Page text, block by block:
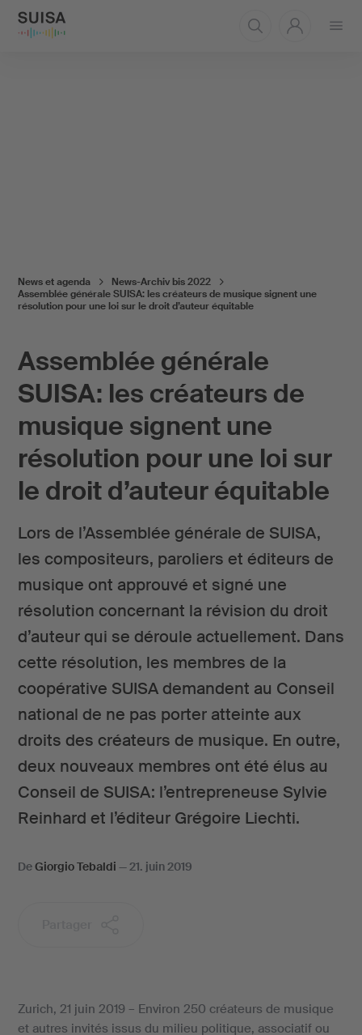
le
Assemblée générale
SUISA: les créateurs de
musique signent une
résolution pour une loi sur
le droit d’auteur équitable
Lors de l’Assemblée générale de SUISA,
les compositeurs, paroliers et éditeurs de
musique ont approuvé et signé une
résolution concernant la révision du droit
d’auteur qui se déroule actuellement. Dans
cette résolution, les membres de la
coopérative SUISA demandent au Conseil
national de ne pas porter atteinte aux
droits des créateurs de musique. En outre,
deux nouveaux membres ont été élus au
Conseil de SUISA: l’entrepreneuse Sylvie
Reinhard et l’éditeur Grégoire Liechti.
News et agenda
News-Archiv bis 2022
Assemblée générale SUISA: les créateurs de musique signent une
résolution pour une loi sur le droit d’auteur équitable
DeGiorgio Tebaldi —21. juin 2019
Zurich, 21 juin 2019 – Environ 250 créateurs de musique
et autres invités issus du milieu politique, associatif ou